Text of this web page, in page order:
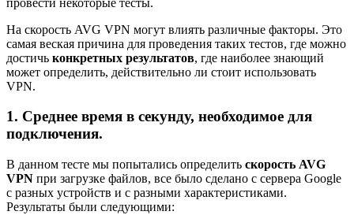
На скорость AVG VPN могут влиять различные факторы. Это
самая веская причина для проведения таких тестов, где можно
достичь конкретных результатов, где наиболее знающий
может определить, действительно ли стоит использовать
VPN.
1. Среднее время в секунду, необходимое для
подключения.
В данном тесте мы попытались определить скорость AVG
VPN при загрузке файлов, все было сделано с сервера Google
с разных устройств и с разными характеристиками.
Результаты были следующими: